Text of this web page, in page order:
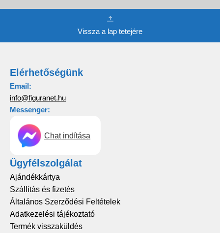
Vissza a lap tetejére
Elérhetőségünk
Email:
info@figuranet.hu
Messenger:
Chat indítása
Ügyfélszolgálat
Ajándékkártya
Szállítás és fizetés
Általános Szerződési Feltételek
Adatkezelési tájékoztató
Termék visszaküldés